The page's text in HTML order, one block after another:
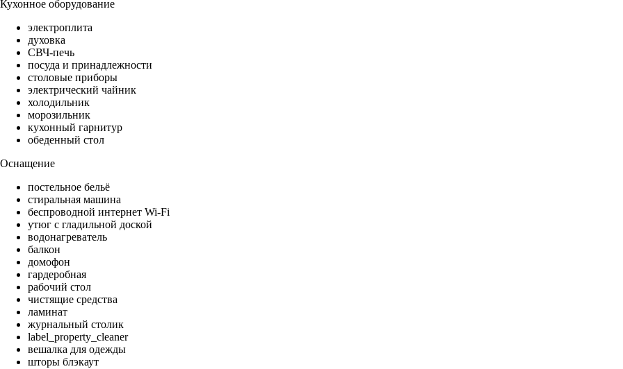
Кухонное оборудование
электроплита
духовка
СВЧ-печь
посуда и принадлежности
столовые приборы
электрический чайник
холодильник
морозильник
кухонный гарнитур
обеденный стол
Оснащение
постельное бельё
стиральная машина
беспроводной интернет Wi-Fi
утюг с гладильной доской
водонагреватель
балкон
домофон
гардеробная
рабочий стол
чистящие средства
ламинат
журнальный столик
label_property_cleaner
вешалка для одежды
шторы блэкаут